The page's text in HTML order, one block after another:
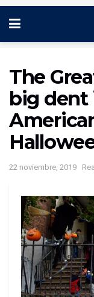
The
big dent
22 noviembre, 2019